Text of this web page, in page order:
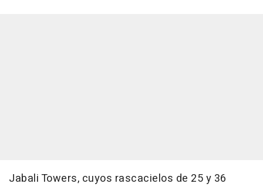
Jabali Towers, cuyos rascacielos de 25 y 36